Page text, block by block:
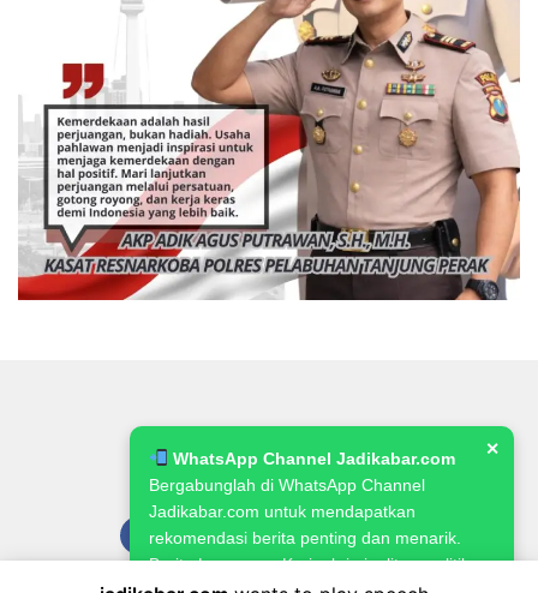
WhatsApp Channel Jadikabar.com
Bergabunglah di WhatsApp Channel
Jadikabar.com untuk mendapatkan
rekomendasi berita penting dan menarik.
Berita Lowongan Kerja, kriminalitas, politik,
✕